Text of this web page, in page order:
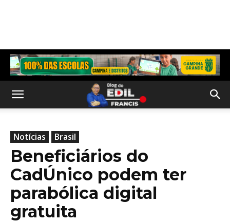
Notícias Brasil
Beneficiários do
CadÚnico podem ter
parabólica digital
gratuita